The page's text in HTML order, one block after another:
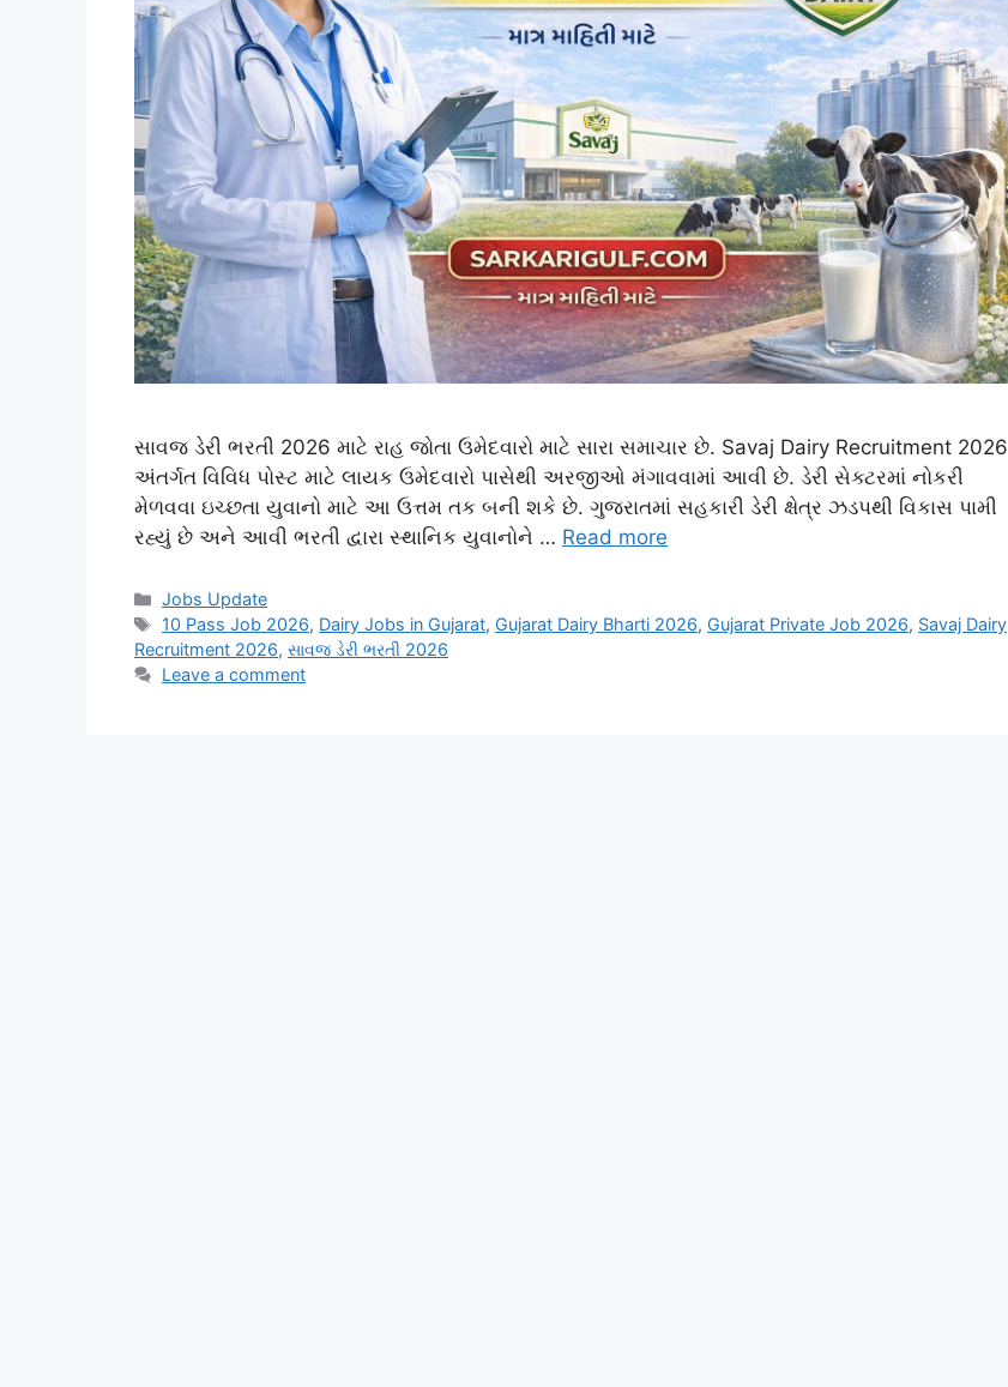
સાવજ ડેરી ભરતી 2026 માટે રાહ જોતા ઉમેદવારો માટે સારા સમાચાર છે. Savaj Dairy Recruitment 2026
અંતર્ગત વિવિધ પોસ્ટ માટે લાયક ઉમેદવારો પાસેથી અરજીઓ મંગાવવામાં આવી છે. ડેરી સેક્ટરમાં નોકરી
મેળવવા ઇચ્છતા યુવાનો માટે આ ઉત્તમ તક બની શકે છે. ગુજરાતમાં સહકારી ડેરી ક્ષેત્ર ઝડપથી વિકાસ પામી
રહ્યું છે અને આવી ભરતી દ્વારા સ્થાનિક યુવાનોને … Read more
Categories
Jobs Update
Tags
10 Pass Job 2026, Dairy Jobs in Gujarat, Gujarat Dairy Bharti 2026, Gujarat Private Job 2026, Savaj Dairy
Recruitment 2026, સાવજ ડેરી ભરતી 2026
Leave a comment